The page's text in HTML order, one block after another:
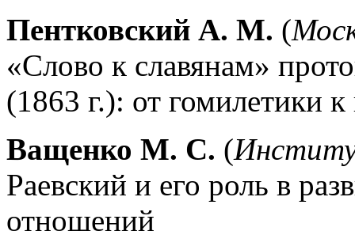
Пентковский А. М. (
«Слово к славянам»
(1863 г.): от гомилетики
Ващенко М. С. (
Раевский и его роль в
отношений